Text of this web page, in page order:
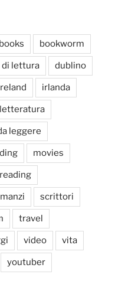
books bookworm
di lettura dublino
irlanda
letteratura
leggere
movies
reading
scrittori
travel
video vita
youtuber